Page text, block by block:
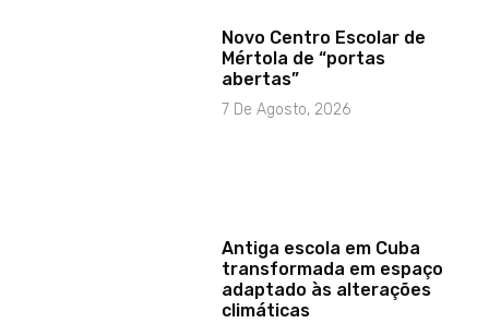
Novo Centro Escolar de
Mértola de “portas
abertas”
7 De Agosto, 2026
Antiga escola em Cuba
transformada em espaço
adaptado às alterações
climáticas